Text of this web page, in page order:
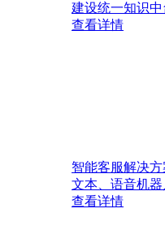
建设统一知识
查看详情
智能客服解决方
文本、语音机
查看详情